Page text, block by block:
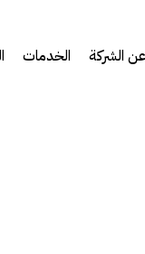
الشركة الخدمات